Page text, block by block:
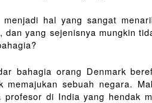
hal yang sangat
yang sejenisnya mungkin
bahagia orang Denmark
sebuah negara.
di India yang hendak